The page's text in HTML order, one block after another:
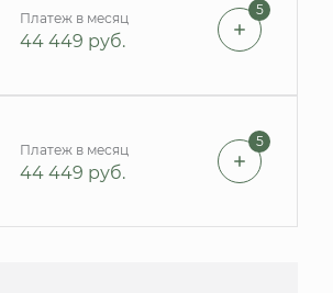
Платеж в месяц
44 449 руб.
5
Платеж в месяц
44 449 руб.
5